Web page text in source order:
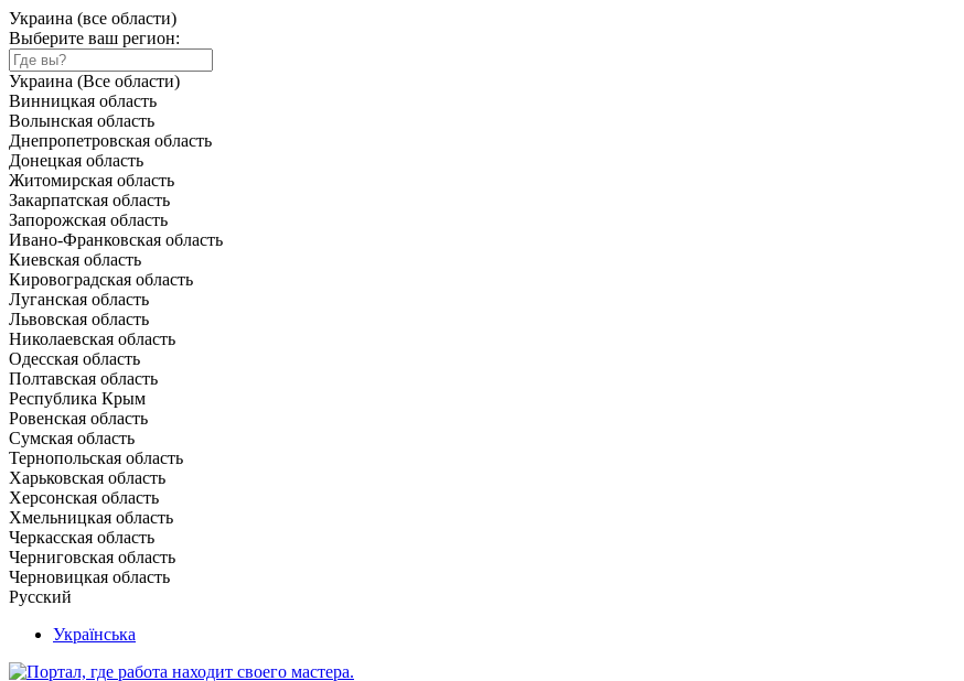
Украина (все области)
Выберите ваш регион:
Украина (Все области)
Винницкая область
Волынская область
Днепропетровская область
Донецкая область
Житомирская область
Закарпатская область
Запорожская область
Ивано-Франковская область
Киевская область
Кировоградская область
Луганская область
Львовская область
Николаевская область
Одесская область
Полтавская область
Республика Крым
Ровенская область
Сумская область
Тернопольская область
Харьковская область
Херсонская область
Хмельницкая область
Черкасская область
Черниговская область
Черновицкая область
Русский
Українська